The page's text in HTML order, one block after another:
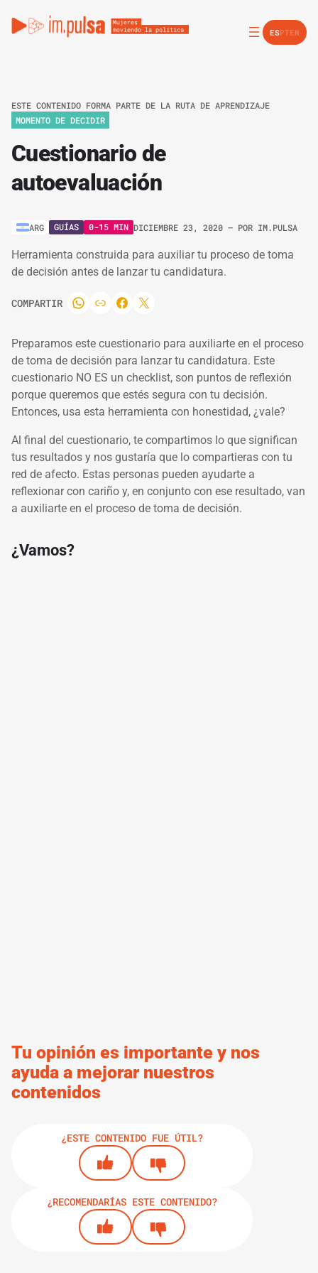
ESPTEN
ESTE CONTENIDO FORMA PARTE DE LA RUTA DE APRENDIZAJE
MOMENTO DE DECIDIR
Cuestionario de
autoevaluación
ARG GUÍAS 0-15 MIN DICIEMBRE 23, 2020 – POR IM.PULSA
Herramienta construida para auxiliar tu proceso de toma
de decisión antes de lanzar tu candidatura.
COMPARTIR
Preparamos este cuestionario para auxiliarte en el proceso
de toma de decisión para lanzar tu candidatura. Este
cuestionario NO ES un checklist, son puntos de reflexión
porque queremos que estés segura con tu decisión.
Entonces, usa esta herramienta con honestidad, ¿vale?
Al final del cuestionario, te compartimos lo que significan
tus resultados y nos gustaría que lo compartieras con tu
red de afecto. Estas personas pueden ayudarte a
reflexionar con cariño y, en conjunto con ese resultado, van
a auxiliarte en el proceso de toma de decisión.
¿Vamos?
Tu opinión es importante y nos
ayuda a mejorar nuestros
contenidos
¿ESTE CONTENIDO FUE ÚTIL?
¿RECOMENDARÍAS ESTE CONTENIDO?